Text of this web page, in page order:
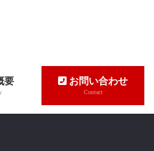
要 お問い合わせ
Contact